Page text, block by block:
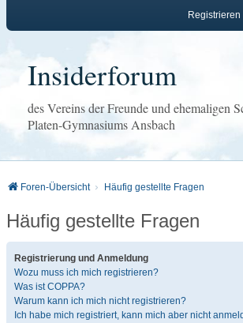
Registrieren
Insiderforum
des Vereins der Freunde und ehemaligen
Platen-Gymnasiums Ansbach
Foren-Übersicht Häufig gestellte Fragen
Häufig gestellte Fragen
Registrierung und Anmeldung
Wozu muss ich mich registrieren?
Was ist COPPA?
Warum kann ich mich nicht registrieren?
Ich habe mich registriert, kann mich aber nicht